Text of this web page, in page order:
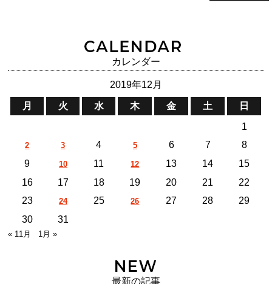
カレンダー
2019年12月
月 火 水 木 金 土
日
1
2 3 4 5 6 7
8
9
10 11 12 13 14
15
16
17 18 19 20 21
22
23
24 25 26 27 28
29
30
31
« 11月 1月 »
最新の記事